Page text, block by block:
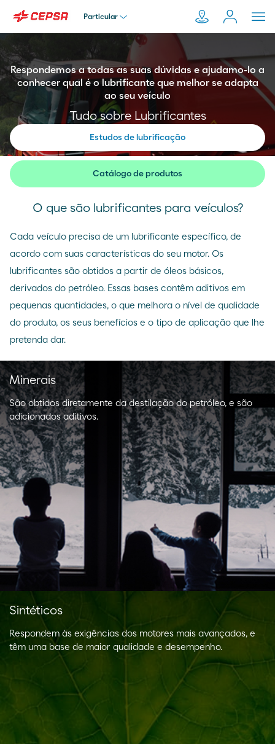
Particular
Particular
Empresa
Transportador
Pesquisar
Moeve.pt
Respondemos a todas as suas dúvidas e ajudamo-lo a
conhecer qual é o lubrificante que melhor se adapta
ao seu veículo
Tudo sobre Lubrificantes
Estudos de lubrificação
Catálogo de produtos
O que são lubrificantes para veículos?
Cada veículo precisa de um lubrificante específico, de
acordo com suas características do seu motor. Os
lubrificantes são obtidos a partir de óleos básicos,
derivados do petróleo. Essas bases contêm aditivos em
pequenas quantidades, o que melhora o nível de qualidade
do produto, os seus benefícios e o tipo de aplicação que lhe
pretenda dar.
Minerais
São obtidos diretamente da destilação do petróleo, e são
adicionados aditivos.
Sintéticos
Respondem às exigências dos motores mais avançados, e
têm uma base de maior qualidade e desempenho.